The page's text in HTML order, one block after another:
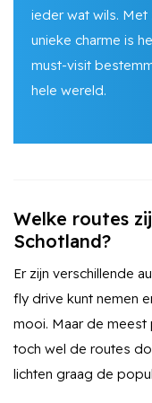
ieder wat wils.
unieke charme is
must-visit
hele wereld.
Welke routes
Schotland?
Er zijn verschillende
fly drive kunt nemen
mooi. Maar de meest
toch wel de routes
lichten graag de